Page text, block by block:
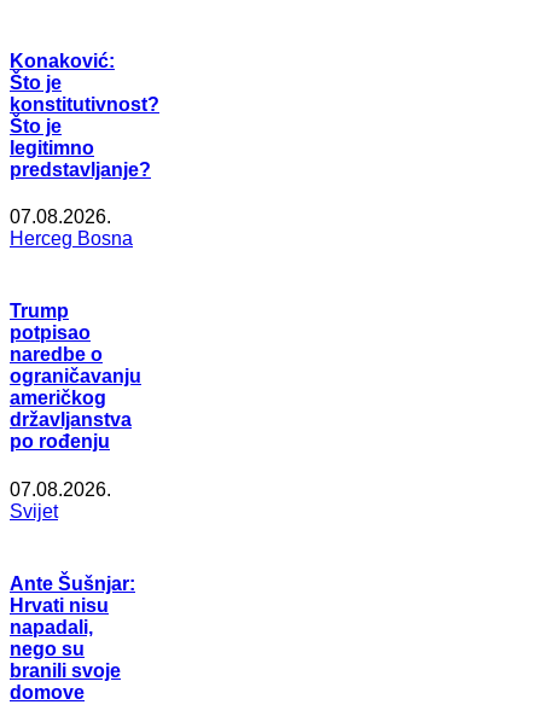
Konaković:
Što je
konstitutivnost?
Što je
legitimno
predstavljanje?
07.08.2026.
Herceg Bosna
Trump
potpisao
naredbe o
ograničavanju
američkog
državljanstva
po rođenju
07.08.2026.
Svijet
Ante Šušnjar:
Hrvati nisu
napadali,
nego su
branili svoje
domove